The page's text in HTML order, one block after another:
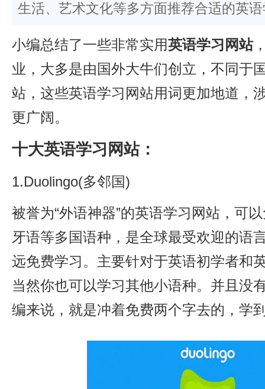
生活、艺术文化等多方面推荐合适的英
小编总结了一些非常实用英语学习网站
业，大多是由国外大牛们创立，不同于
站，这些英语学习网站用词更加地道，
更广阔。
十大英语学习网站：
1.Duolingo(多邻国)
被誉为“外语神器”的英语学习网站，可
牙语等多国语种，是全球最受欢迎的语
远免费学习。主要针对于英语初学者和
当然你也可以学习其他小语种。并且没
编来说，就是冲着免费两个字去的，学